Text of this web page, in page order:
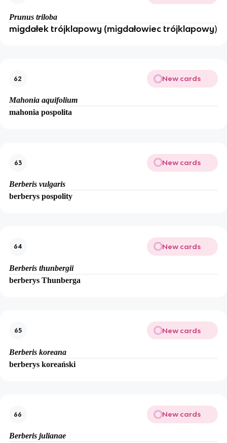
Prunus triloba
migdałek trójklapowy (migdałowiec trójklapowy)
62 New cards
Mahonia aquifolium
mahonia pospolita
63 New cards
Berberis vulgaris
berberys pospolity
64 New cards
Berberis thunbergii
berberys Thunberga
65 New cards
Berberis koreana
berberys koreański
66 New cards
Berberis julianae